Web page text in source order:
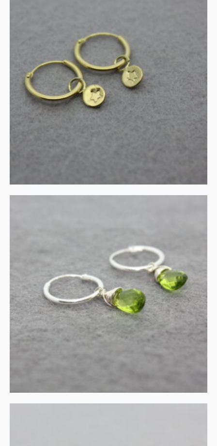
Gouden creolen met
bedels
€210.00
Zilveren creolen met
peridot
€40.00